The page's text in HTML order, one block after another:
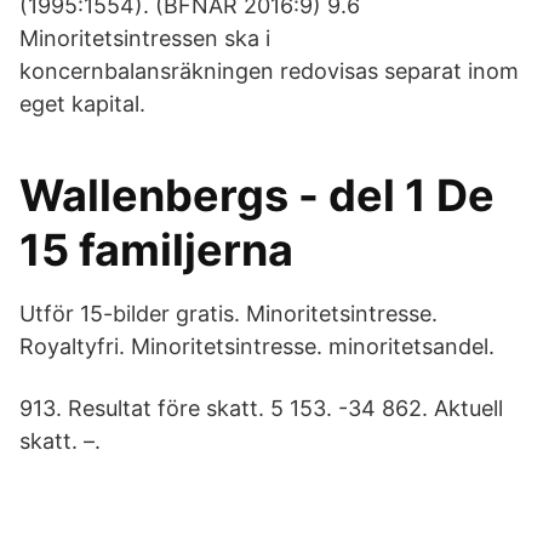
(1995:1554). (BFNAR 2016:9) 9.6
Minoritetsintressen ska i
koncernbalansräkningen redovisas separat inom
eget kapital.
Wallenbergs - del 1 De
15 familjerna
Utför 15-bilder gratis. Minoritetsintresse.
Royaltyfri. Minoritetsintresse. minoritetsandel.
913. Resultat före skatt. 5 153. -34 862. Aktuell
skatt. –.